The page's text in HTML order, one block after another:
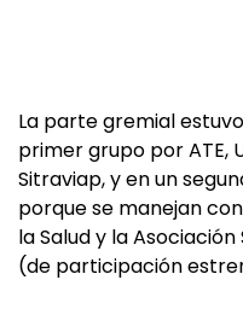
La parte gremial
primer grupo por ATE,
Sitraviap, y en un
porque se manejan
la Salud y la
(de participación